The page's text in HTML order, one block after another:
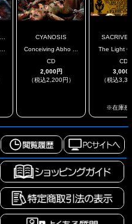
CYANOSIS
Conceiving Abho ...
CD
2,000円
（税込2,200円）
The Light
CD
3,000
（税込
※在庫残